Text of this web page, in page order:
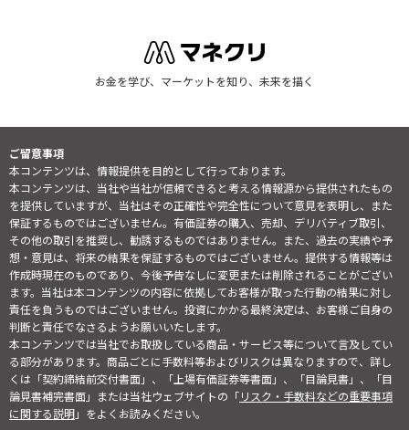
お金を学び、マーケットを知り、未来を描く
ご留意事項
本コンテンツは、情報提供を目的として行っております。
本コンテンツは、当社や当社が信頼できると考える情報源から提供されたもの
を提供していますが、当社はその正確性や完全性について意見を表明し、また
保証するものではございません。有価証券の購入、売却、デリバティブ取引、
その他の取引を推奨し、勧誘するものではありません。また、過去の実績や予
想・意見は、将来の結果を保証するものではございません。提供する情報等は
作成時現在のものであり、今後予告なしに変更または削除されることがござい
ます。当社は本コンテンツの内容に依拠してお客様が取った行動の結果に対し
責任を負うものではございません。投資にかかる最終決定は、お客様ご自身の
判断と責任でなさるようお願いいたします。
本コンテンツでは当社でお取扱している商品・サービス等について言及してい
る部分があります。商品ごとに手数料等およびリスクは異なりますので、詳し
くは「契約締結前交付書面」、「上場有価証券等書面」、「目論見書」、「目
論見書補完書面」または当社ウェブサイトの「リスク・手数料などの重要事項
に関する説明」をよくお読みください。